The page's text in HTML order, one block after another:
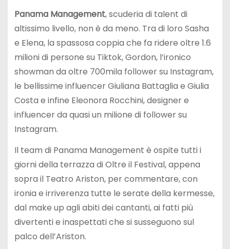
Panama Management, scuderia di talent di
altissimo livello, non è da meno. Tra di loro Sasha
e Elena, la spassosa coppia che fa ridere oltre 1.6
milioni di persone su Tiktok, Gordon, l’ironico
showman da oltre 700mila follower su Instagram,
le bellissime influencer Giuliana Battaglia e Giulia
Costa e infine Eleonora Rocchini, designer e
influencer da quasi un milione di follower su
Instagram.
Il team di Panama Management è ospite tutti i
giorni della terrazza di Oltre il Festival, appena
sopra il Teatro Ariston, per commentare, con
ironia e irriverenza tutte le serate della kermesse,
dal make up agli abiti dei cantanti, ai fatti più
divertenti e inaspettati che si susseguono sul
palco dell’Ariston.